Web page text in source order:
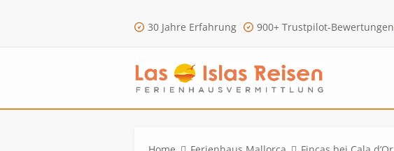
30 Jahre Erfahrung 900+ Trustpilot-Bewertungen